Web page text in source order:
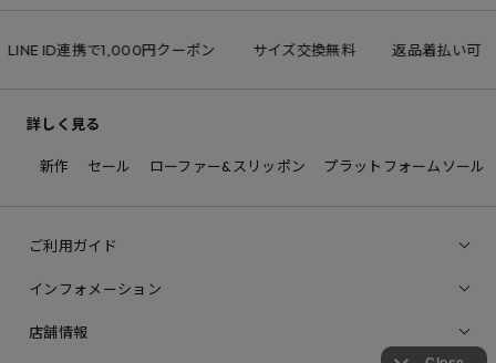
LINE ID連携で1,000円クーポン サイズ交換無料 返品着払い可
詳しく見る
新作 セール ローファー&スリッポン プラットフォームソール
ご利用ガイド
インフォメーション
店舗情報